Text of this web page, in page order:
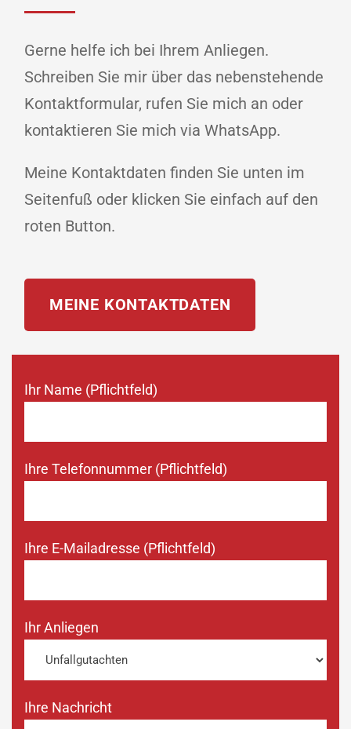
Gerne helfe ich bei Ihrem Anliegen.
Schreiben Sie mir über das nebenstehende
Kontaktformular, rufen Sie mich an oder
kontaktieren Sie mich via WhatsApp.
Meine Kontaktdaten finden Sie unten im
Seitenfuß oder klicken Sie einfach auf den
roten Button.
MEINE KONTAKTDATEN
Ihr Name (Pflichtfeld)
Ihre Telefonnummer (Pflichtfeld)
Ihre E-Mailadresse (Pflichtfeld)
Ihr Anliegen
Ihre Nachricht